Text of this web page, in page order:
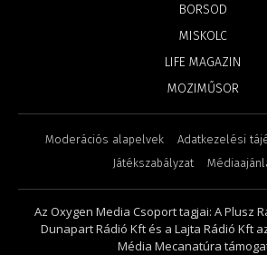
BORSOD
MISKOLC
LIFE MAGAZIN
MOZIMŰSOR
Moderációs alapelvek Adatkezelési
Játékszabályzat
Az Oxygen Media Csoport tagjai: A Plusz
Dunapart Rádió Kft és a Lajta Rádió Kft
Média Mecanatúra